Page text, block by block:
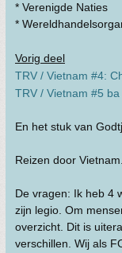
* Verenigde Naties
*
Vorig deel
TRV / Vietnam #4:
TRV / Vietnam #5 ba
En het stuk van
Reizen door Vietnam.
De vragen: Ik heb 4
zijn legio. Om
overzicht. Dit is
verschillen. Wij als